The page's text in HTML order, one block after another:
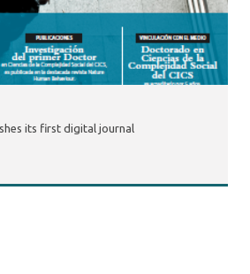
its first digital journal